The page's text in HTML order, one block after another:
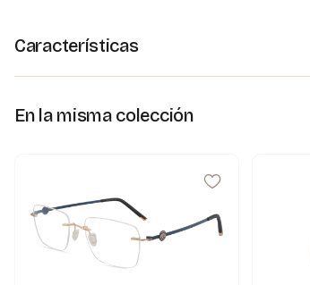
Características
En la misma colección